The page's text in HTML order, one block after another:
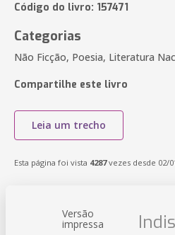
Código do livro: 157471
Categorias
Não Ficção, Poesia, Literatura
Compartilhe este livro
Leia um trecho
Esta página foi vista 4287vezes desde 02/
Versão
impressa